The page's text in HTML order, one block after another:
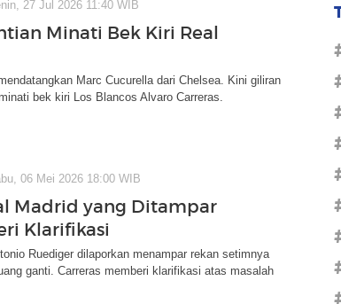
27 Jul 2026 11:40 WIB
Minati Bek Kiri Real
Marc Cucurella dari Chelsea. Kini giliran
bek kiri Los Blancos Alvaro Carreras.
06 Mei 2026 18:00 WIB
Madrid yang Ditampar
Klarifikasi
Ruediger dilaporkan menampar rekan setimnya
ganti. Carreras memberi klarifikasi atas masalah